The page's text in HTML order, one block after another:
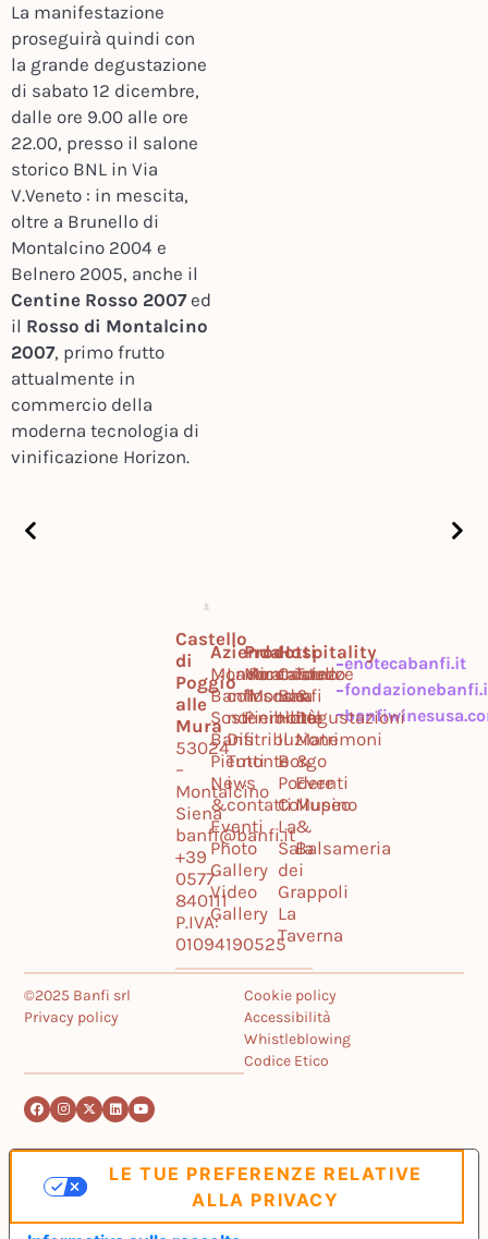
La manifestazione
proseguirà quindi con
la grande degustazione
di sabato 12 dicembre,
dalle ore 9.00 alle ore
22.00, presso il salone
storico BNL in Via
V.Veneto : in mescita,
oltre a Brunello di
Montalcino 2004 e
Belnero 2005, anche il
Centine Rosso 2007ed
il Rosso di Montalcino
2007, primo frutto
attualmente in
commercio della
moderna tecnologia di
vinificazione Horizon.
Castello
di
Poggio
alle
Mura
53024
–
Montalcino
Siena
banfi@banfi.it
+39
0577
840111
P.IVA:
01094190525
Azienda
Mondo
Banfi
Sostenibilità
Banfi
Piemonte
News
&
Eventi
Photo
Gallery
Video
Gallery
Lavora
con
noi
Distribuzione
Tutti
i
contatti
Prodotti
Montalcino
Toscana
Piemonte
Ricercatezze
Mondo
Hospitality
Castello
Banfi
Hotel
Il
Borgo
Podere
Collupino
La
Sala
dei
Grappoli
La
Taverna
Tour
&
Degustazioni
Matrimoni
&
Eventi
Museo
&
Balsameria
enotecabanfi.it
©2025 Banfi srl
Privacy policy
Cookie policy
Accessibilità
Whistleblowing
Codice Etico
LE TUE PREFERENZE RELATIVE
ALLA PRIVACY